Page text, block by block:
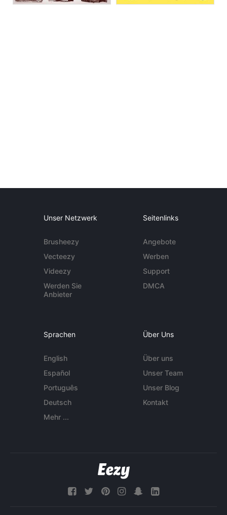
Unser Netzwerk
Brusheezy
Vecteezy
Videezy
Werden Sie
Anbieter
Seitenlinks
Angebote
Werben
Support
DMCA
Sprachen
English
Español
Português
Deutsch
Mehr ...
Über Uns
Über uns
Unser Team
Unser Blog
Kontakt